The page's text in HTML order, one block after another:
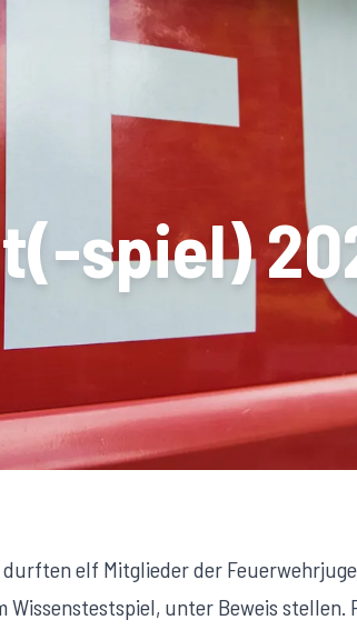
spiel)
elf Mitglieder der
Wissenstestspiel, unter Beweis